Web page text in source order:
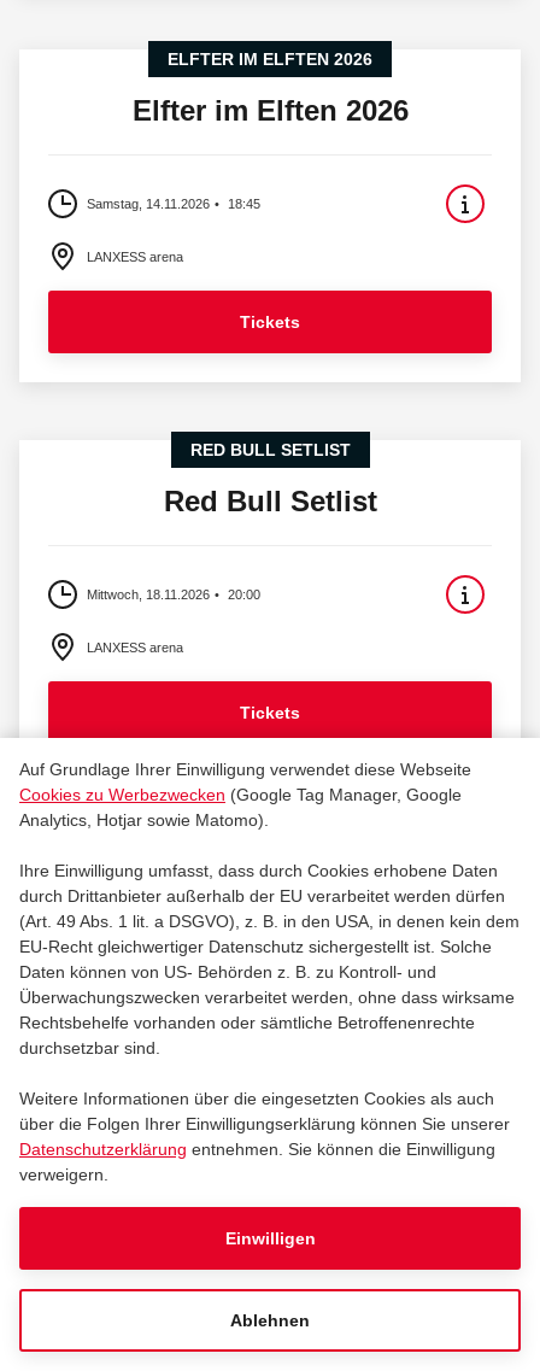
ELFTER IM ELFTEN 2026
Elfter im Elften 2026
Samstag, 14.11.2026 18:45
LANXESS arena
Tickets
RED BULL SETLIST
Red Bull Setlist
Mittwoch, 18.11.2026 20:00
LANXESS arena
Tickets
Papa Roach
Tickets
MILANO
MILANO
Auf Grundlage Ihrer Einwilligung verwendet diese Webseite
Cookies zu Werbezwecken (Google Tag Manager, Google
Analytics, Hotjar sowie Matomo).
Ihre Einwilligung umfasst, dass durch Cookies erhobene Daten
durch Drittanbieter außerhalb der EU verarbeitet werden dürfen
(Art. 49 Abs. 1 lit. a DSGVO), z. B. in den USA, in denen kein dem
EU-Recht gleichwertiger Datenschutz sichergestellt ist. Solche
Daten können von US- Behörden z. B. zu Kontroll- und
Überwachungszwecken verarbeitet werden, ohne dass wirksame
Rechtsbehelfe vorhanden oder sämtliche Betroffenenrechte
durchsetzbar sind.
Weitere Informationen über die eingesetzten Cookies als auch
über die Folgen Ihrer Einwilligungserklärung können Sie unserer
Datenschutzerklärung entnehmen. Sie können die Einwilligung
verweigern.
Einwilligen
Ablehnen